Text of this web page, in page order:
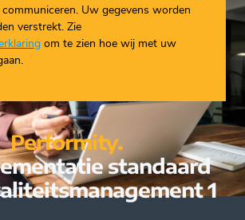
Uw gegevens worden
verstrekt. Zie
om te zien hoe wij met uw
Performity.
standaard
1